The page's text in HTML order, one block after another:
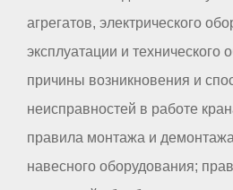
агрегатов, электрического
эксплуатации и технического
причины возникновения и
неисправностей в работе
правила монтажа и
навесного оборудования;